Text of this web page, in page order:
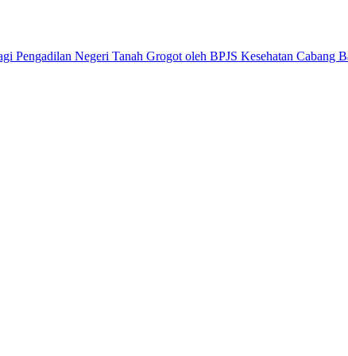
Pengadilan Negeri Tanah Grogot oleh BPJS Kesehatan Cabang